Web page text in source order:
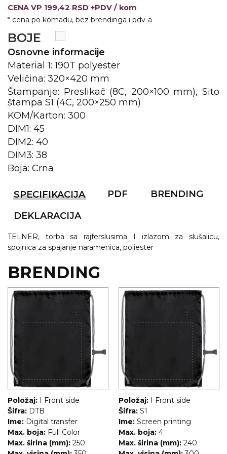
KOŠULJE
UNIFORME
STRETCH TOPS
SUBLIMACIJA
CRICKET UPALJAČI
ŠIBICA
JAKNE I PRSLUCI
HYGIENIC KOLEKCIJA
DOGAĐAJE
TERMOSI
BOCE
TEHNOLOGIJA
KANCELARIJA
KUĆNI SETOVI
OLOVKE
PRIVESCI & ALATI
TORBE & PUTOVANJE
TEKSTIL
CENA VP 199,42 RSD +PDV / kom
* cena po komadu, bez brendinga i pdv-a
BOJE
Osnovne informacije
Material 1: 190T polyester
Veličina: 320×420 mm
Štampanje: Preslikač (8C, 200×100 mm), Sito
štampa S1 (4C, 200×250 mm)
KOM/Karton: 300
DIM1: 45
DIM2: 40
DIM3: 38
Boja: Crna
SPECIFIKACIJA PDF
BRENDING
DEKLARACIJA
TELNER, torba sa rajferslusima I izlazom za slušalicu,
spojnica za spajanje naramenica, poliester
BRENDING
Položaj: I Front side
Šifra: DTB
Ime: Digital transfer
Max. boja: Full Color
Max. širina (mm): 250
Položaj: I Front side
Šifra: S1
Ime: Screen printing
Max. boja: 4
Max. širina (mm): 240